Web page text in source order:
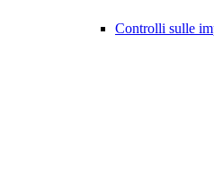
Controlli sulle